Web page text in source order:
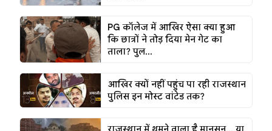
PG कॉलेज में आखिर ऐसा क्या हुआ
कि छात्रों ने तोड़ दिया मेन गेट का
ताला? पुल...
आखिर क्यों नहीं पहुंच पा रही राजस्थान
पुलिस इन मोस्ट वांटेड तक?